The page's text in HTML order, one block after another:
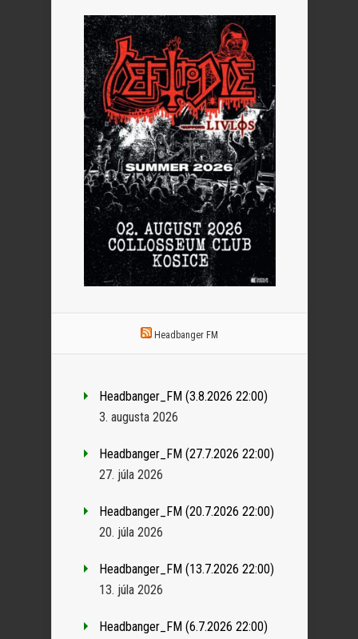
Headbanger FM
Headbanger_FM (3.8.2026 22:00)
3. augusta 2026
Headbanger_FM (27.7.2026 22:00)
27. júla 2026
Headbanger_FM (20.7.2026 22:00)
20. júla 2026
Headbanger_FM (13.7.2026 22:00)
13. júla 2026
Headbanger_FM (6.7.2026 22:00)